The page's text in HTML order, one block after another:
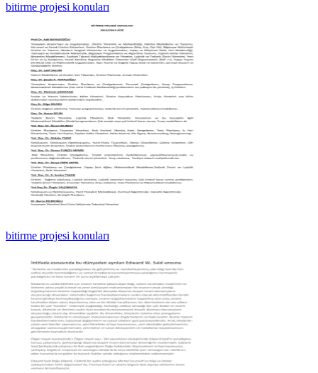
bitirme projesi konuları
bitirme projesi konuları